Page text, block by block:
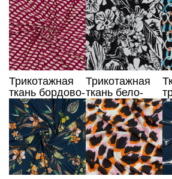
растительным
принтом
цвета с
принтом
Трикотажная
ткань бордово-
бежевого
цвета
Трикотажная
ткань бело-
черный
цветочный
принт